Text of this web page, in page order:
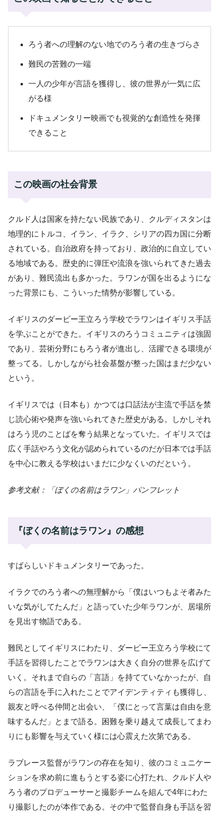
ろう者への理解のない地でのろう者の生きづらさ
難民の苦難の一端
一人の少年が言語を獲得し、彼の世界が一気に広
がる様
ドキュメンタリー映画でも視覚的な創造性を発揮
できること
この映画の社会背景
クルド人は国家を持たない民族であり、クルディスタンは
地理的にトルコ、イラン、イラク、シリアの四カ国に分断
されている。自治政府を持っており、政治的に自立してい
る地域である。歴史的に弾圧や流浪を強いられてきた過去
があり、難民流出も多かった。ラワンが国を出るようにな
った背景にも、こういった情勢が影響している。
イギリスのダービー王立ろう学校でラワンはイギリス手話
を学ぶことができた。イギリスのろうコミュニティは強固
であり、芸術分野にもろう者が進出し、活躍できる環境が
整ってる。しかしながら社会基盤が整った国はまだ少ない
という。
イギリスでは（日本も）かつては口話法が主流で手話を禁
じ読心術や発声を強いられてきた歴史がある。しかしそれ
はろう児のことばを奪う結果となっていた。イギリスでは
広く手話やろう文化が認められているのだが日本では手話
を中心に教える学校はいまだに少なくいのだという。
参考文献：「ぼくの名前はラワン」パンフレット
『ぼくの名前はラワン』の感想
すばらしいドキュメンタリーであった。
イラクでのろう者への無理解から「僕はいつもよそ者みた
いな気がしてたんだ」と語っていた少年ラワンが、居場所
を見出す物語である。
難民としてイギリスにわたり、ダービー王立ろう学校にて
手話を習得したことでラワンは大きく自分の世界を広げて
いく。それまで自らの「言語」を持てていなかったが、自
らの言語を手に入れたことでアイデンティティも獲得し、
親友と呼べる仲間と出会い、「僕にとって言葉は自由を意
味するんだ」とまで語る。困難を乗り越えて成長してまわ
りにも影響を与えていく様には心震えた次第である。
ラブレース監督がラワンの存在を知り、彼のコミュニケー
ションを求め前に進もうとする姿に心打たれ、クルド人や
ろう者のプロデューサーと撮影チームを組んで4年にわた
り撮影したのが本作である。その中で監督自身も手話を習